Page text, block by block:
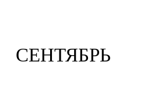
СЕНТЯБРЬ